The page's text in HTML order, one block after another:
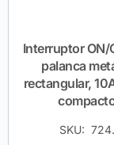
Interruptor ON/
palanca
rectangular,
SKU: